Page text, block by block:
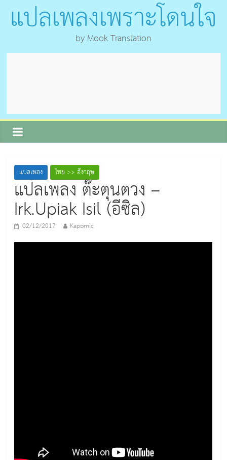
แปลเพลงเพราะโดนใจ
by Mook Translation
แปลเพลง ไทย >> อังกฤษ
แปลเพลง ต๊ะตุนตวง –
Irk.Upiak Isil (อีซิล)
02/12/2017 Kapomic